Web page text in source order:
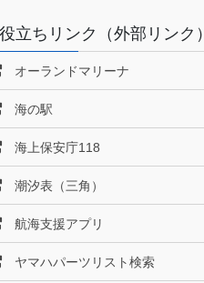
立ちリンク（外部リンク）
オーランドマリーナ
海の駅
海上保安庁118
潮汐表（三角）
航海支援アプリ
ヤマハパーツリスト検索